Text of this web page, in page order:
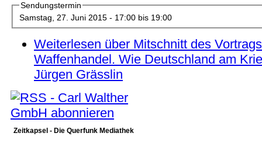
Sendungstermin
Samstag, 27. Juni 2015 - 17:00bis 19:00
Weiterlesen über Mitschnitt des
Waffenhandel. Wie Deutschland am
Jürgen Grässlin
Zeitkapsel - Die Querfunk Mediathek